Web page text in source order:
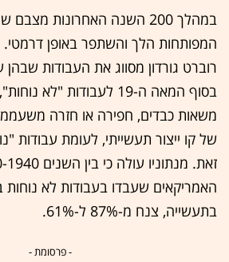
במהלך 200 השנה האחרונות
המפותחות הלך והשתפר באופן דרמטי.
רוברט גורדון מסווג את העבודות
בסוף המאה ה-19 לעבודות
משאות כבדים, חפירה או חזרה
של קו ייצור תעשייתי, לעומת עבודות
האמריקאים שעבדו בעבודות לא נוחות
בתעשייה, צנח מ-87% ל-61%.
- פרסומת -